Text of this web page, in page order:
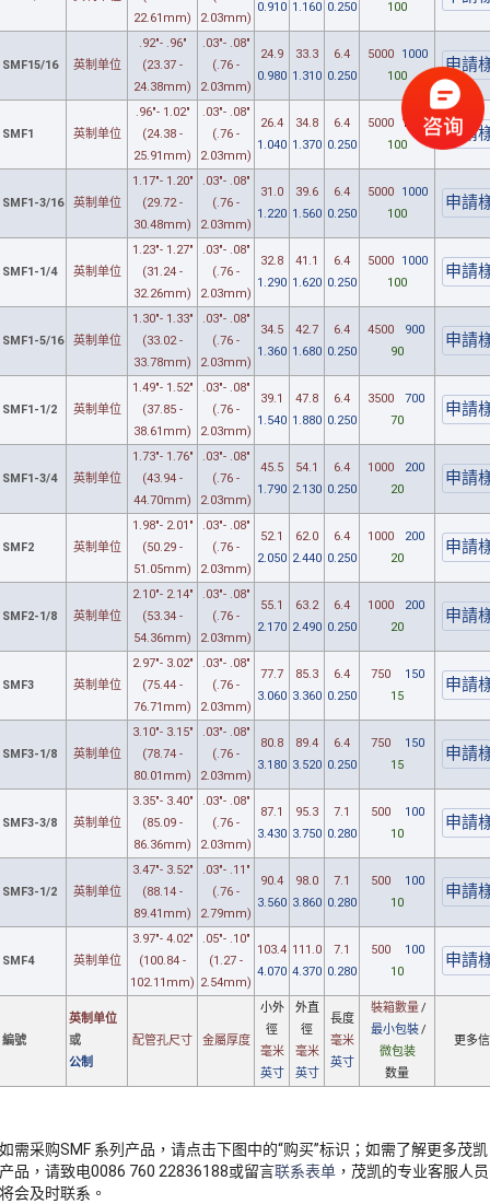
22.61mm)
2.03mm)
0.910 1.160 0.250 100
SMF15/16 英制单位
.92"- .96"
(23.37 -
24.38mm)
.03"- .08"
(.76 -
2.03mm)
24.9
0.980
33.3
1.310
6.4
0.250
5000
1000
100
SMF1 英制单位
.96"- 1.02"
(24.38 -
25.91mm)
.03"- .08"
(.76 -
2.03mm)
26.4
1.040
34.8
1.370
6.4
0.250
5000
1000
100
SMF1-3/16 英制单位
1.17"- 1.20"
(29.72 -
30.48mm)
.03"- .08"
(.76 -
2.03mm)
31.0
1.220
39.6
1.560
6.4
0.250
5000
1000
100
SMF1-1/4 英制单位
1.23"- 1.27"
(31.24 -
32.26mm)
.03"- .08"
(.76 -
2.03mm)
32.8
1.290
41.1
1.620
6.4
0.250
5000
1000
100
SMF1-5/16 英制单位
1.30"- 1.33"
(33.02 -
33.78mm)
.03"- .08"
(.76 -
2.03mm)
34.5
1.360
42.7
1.680
6.4
0.250
4500
900
90
SMF1-1/2 英制单位
1.49"- 1.52"
(37.85 -
38.61mm)
.03"- .08"
(.76 -
2.03mm)
39.1
1.540
47.8
1.880
6.4
0.250
3500
700
70
SMF1-3/4 英制单位
1.73"- 1.76"
(43.94 -
44.70mm)
.03"- .08"
(.76 -
2.03mm)
45.5
1.790
54.1
2.130
6.4
0.250
1000
200
20
SMF2 英制单位
1.98"- 2.01"
(50.29 -
51.05mm)
.03"- .08"
(.76 -
2.03mm)
52.1
2.050
62.0
2.440
6.4
0.250
1000
200
20
SMF2-1/8 英制单位
2.10"- 2.14"
(53.34 -
54.36mm)
.03"- .08"
(.76 -
2.03mm)
55.1
2.170
63.2
2.490
6.4
0.250
1000
200
20
SMF3 英制单位
2.97"- 3.02"
(75.44 -
76.71mm)
.03"- .08"
(.76 -
2.03mm)
77.7
3.060
85.3
3.360
6.4
0.250
750
150
15
SMF3-1/8 英制单位
3.10"- 3.15"
(78.74 -
80.01mm)
.03"- .08"
(.76 -
2.03mm)
80.8
3.180
89.4
3.520
6.4
0.250
750
150
15
SMF3-3/8 英制单位
3.35"- 3.40"
(85.09 -
86.36mm)
.03"- .08"
(.76 -
2.03mm)
87.1
3.430
95.3
3.750
7.1
0.280
500
100
10
SMF3-1/2 英制单位
3.47"- 3.52"
(88.14 -
89.41mm)
.03"- .11"
(.76 -
2.79mm)
90.4
3.560
98.0
3.860
7.1
0.280
500
100
10
SMF4 英制单位
3.97"- 4.02"
(100.84 -
102.11mm)
.05"- .10"
(1.27 -
2.54mm)
103.4
4.070
111.0
4.370
7.1
0.280
500
100
10
編號
英制单位
或
公制
配管孔尺寸 金屬厚度
小外
徑
毫米
英寸
外直
徑
毫米
英寸
長度
毫米
英寸
裝箱數量/
最小包裝/
微包装
数量
更多
如需采购SMF 系列产品，请点击下图中的“购买”标识；如需了解更多茂凯
产品，请致电0086 760 22836188或留言联系表单 ，茂凯的专业客服人员
将会及时联系。